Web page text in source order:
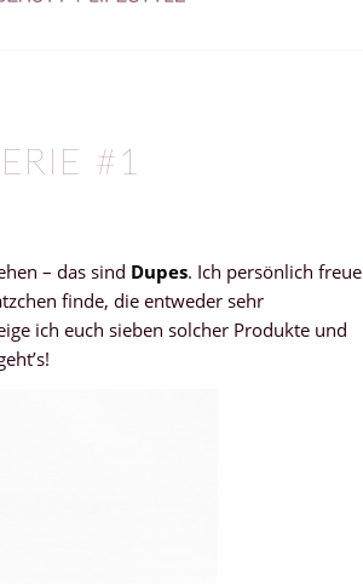
#1
– das sind Dupes. Ich persönlich freue
finde, die entweder sehr
ich euch sieben solcher Produkte und